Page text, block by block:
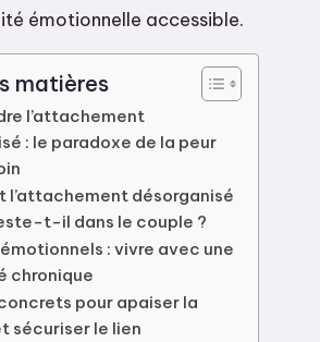
émotionnelle accessible.
matières
l’attachement
: le paradoxe de la peur
l’attachement désorganisé
t-il dans le couple ?
: vivre avec une
chronique
pour apaiser la
sécuriser le lien